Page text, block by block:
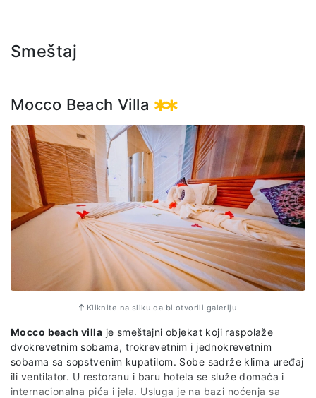
džipovima , usluge vodiča na engleskom jeziku, ulaznice u
je prijaviti se na Mikumi safari, radi ograničenog broja
mjesta u avionu.
Smeštaj
Mocco Beach Villa
Kliknite na sliku da bi otvorili galeriju
Mocco beach villa je smeštajni objekat koji raspolaže
dvokrevetnim sobama, trokrevetnim i jednokrevetnim
sobama sa sopstvenim kupatilom. Sobe sadrže klima uređaj
ili ventilator. U restoranu i baru hotela se služe domaća i
internacionalna pića i jela. Usluga je na bazi noćenja sa